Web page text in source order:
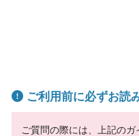
ご利用前に必ずお読
ご質問の際には、上記の